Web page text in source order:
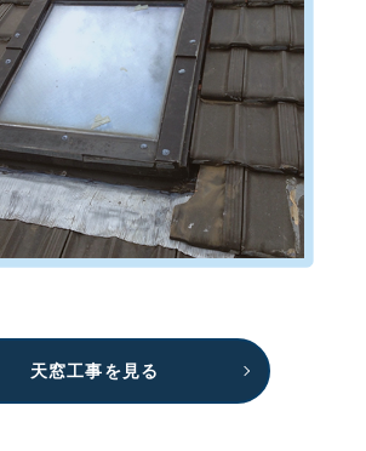
天窓工事を見る